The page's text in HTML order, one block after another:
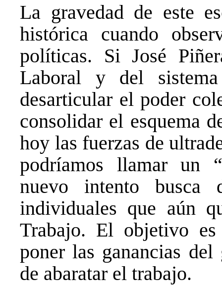
La gravedad de este
histórica cuando
políticas. Si José
Laboral y del
desarticular el poder
consolidar el esquema
hoy las fuerzas de
podríamos llamar un
nuevo intento busca
individuales que aún
Trabajo. El objetivo
poner las ganancias
de abaratar el trabajo.